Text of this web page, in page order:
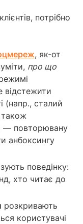
потрібно
, як-от
про що
відстежити
(напр., сталий
також
— повторювану
анбоксингу
поведінку:
хто читає до
розкривають
користувачі